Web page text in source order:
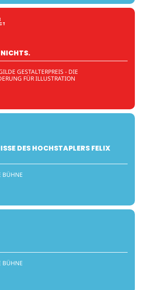
GESTALTERPREIS - DIE
FÜR ILLUSTRATION
DES HOCHSTAPLERS FELIX
BÜHNE
BÜHNE